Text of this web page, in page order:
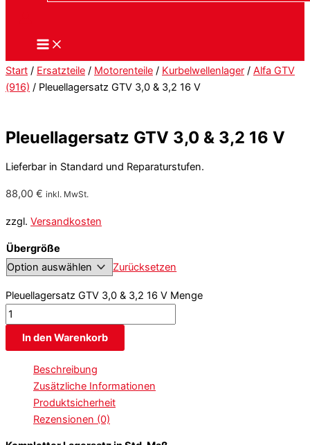
Start / Ersatzteile / Motorenteile / Kurbelwellenlager / Alfa GTV
(916) / Pleuellagersatz GTV 3,0 & 3,2 16 V
Pleuellagersatz GTV 3,0 & 3,2 16 V
Lieferbar in Standard und Reparaturstufen.
88,00 € inkl. MwSt.
zzgl. Versandkosten
Übergröße
Zurücksetzen
Pleuellagersatz GTV 3,0 & 3,2 16 V Menge
In den Warenkorb
Beschreibung
Zusätzliche Informationen
Produktsicherheit
Rezensionen (0)